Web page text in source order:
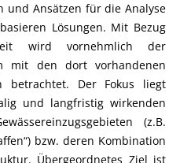
und Ansätzen für die Analyse
Lösungen. Mit Bezug
wird vornehmlich der
mit den dort vorhandenen
betrachtet. Der Fokus liegt
und langfristig wirkenden
(z.B.
bzw. deren Kombination
Übergeordnetes Ziel ist